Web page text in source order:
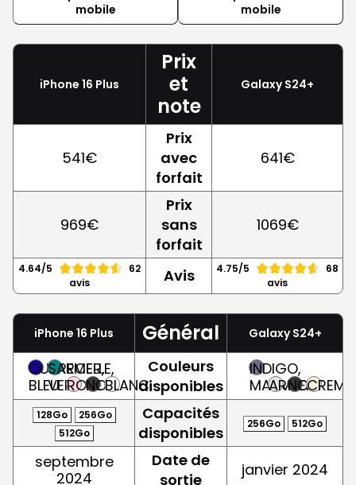
mobile
mobile
iPhone 16 Plus
Prix
et
note
Galaxy S24+
541€
Prix
avec
forfait
641€
969€
Prix
sans
forfait
1069€
4.64/5
62
avis
Avis 4.75/5
68
avis
iPhone 16 Plus Général Galaxy S24+
OUTREMER,
BLEU
SARCELLE,
VERTROSENOIRBLANC
Couleurs
disponibles
INDIGO,
MAUVE
ARGENT
NOIRCREME
128Go
256Go
512Go
Capacités
disponibles
256Go 512Go
septembre
2024
Date de
sortie
janvier 2024